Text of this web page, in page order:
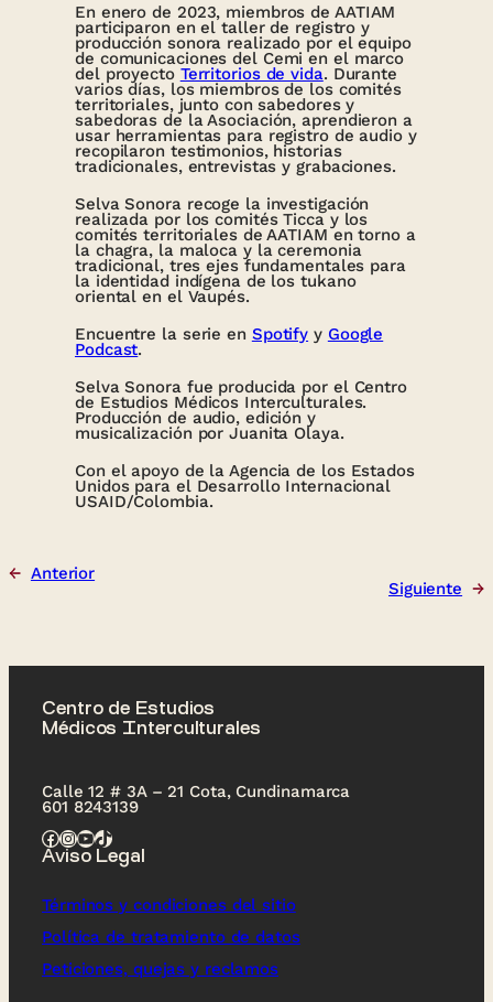
En enero de 2023, miembros de AATIAM
participaron en el taller de registro y
producción sonora realizado por el equipo
de comunicaciones del Cemi en el marco
del proyecto Territorios de vida. Durante
varios días, los miembros de los comités
territoriales, junto con sabedores y
sabedoras de la Asociación, aprendieron a
usar herramientas para registro de audio y
recopilaron testimonios, historias
tradicionales, entrevistas y grabaciones.
Selva Sonora recoge la investigación
realizada por los comités Ticca y los
comités territoriales de AATIAM en torno a
la chagra, la maloca y la ceremonia
tradicional, tres ejes fundamentales para
la identidad indígena de los tukano
oriental en el Vaupés.
Encuentre la serie en Spotify y Google
Podcast.
Selva Sonora fue producida por el Centro
de Estudios Médicos Interculturales.
Producción de audio, edición y
musicalización por Juanita Olaya.
Con el apoyo de la Agencia de los Estados
Unidos para el Desarrollo Internacional
USAID/Colombia.
← Anterior
Siguiente →
Centro de Estudios
Médicos Interculturales
Calle 12 # 3A – 21 Cota, Cundinamarca
601 8243139
Facebook InstagramYouTube TikTok
Aviso Legal
Términos y condiciones del sitio
Política de tratamiento de datos
Peticiones, quejas y reclamos